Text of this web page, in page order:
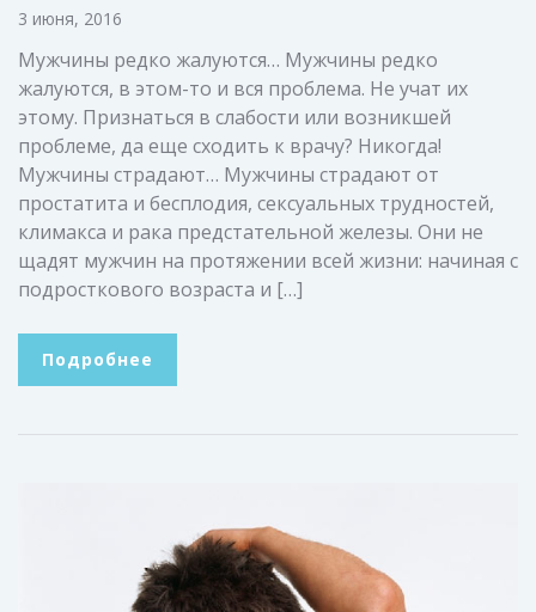
3 июня, 2016
Мужчины редко жалуются… Мужчины редко
жалуются, в этом-то и вся проблема. Не учат их
этому. Признаться в слабости или возникшей
проблеме, да еще сходить к врачу? Никогда!
Мужчины страдают… Мужчины страдают от
простатита и бесплодия, сексуальных трудностей,
климакса и рака предстательной железы. Они не
щадят мужчин на протяжении всей жизни: начиная с
подросткового возраста и […]
Подробнее